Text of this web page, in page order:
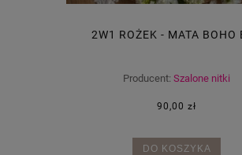
2W1 ROŻEK - MATA BOHO
Producent: Szalone nitki
90,00 zł
DO KOSZYKA